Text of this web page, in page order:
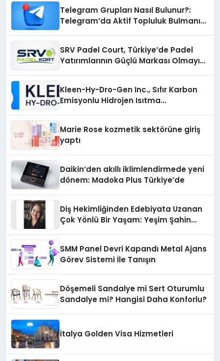
Telegram Grupları Nasıl Bulunur?:
Telegram’da Aktif Topluluk Bulmanın
SRV Padel Court, Türkiye’de Padel
Yatırımlarının Güçlü Markası Olmayı
Kleen-Hy-Dro-Gen Inc., Sıfır Karbon
Emisyonlu Hidrojen Isıtma
Marie Rose kozmetik sektörüne giriş
yaptı
Daikin’den akıllı iklimlendirmede yeni
dönem: Madoka Plus Türkiye’de
Diş Hekimliğinden Edebiyata Uzanan
Çok Yönlü Bir Yaşam: Yeşim Şahin
SMM Panel Devri Kapandı Metal Ajans
Görev Sistemi İle Tanışın
Döşemeli Sandalye mi Sert Oturumlu
Sandalye mi? Hangisi Daha Konforlu?
İtalya Golden Visa Hizmetleri